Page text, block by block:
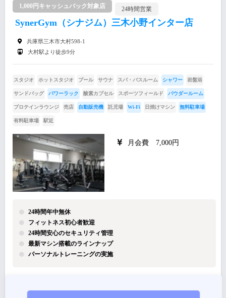
1,000円キャッシュバック対象店 24時間営業
SynerGym（シナジム）三木小野インター店
兵庫県三木市大村598-1
大村駅より徒歩9分
スタジオ ホットスタジオ プール サウナ スパ・バスルーム シャワー 岩盤浴
サンドバッグ パワーラック 酸素カプセル スポーツフィールド パウダールーム
プロテインラウンジ 売店 自動販売機 託児場 Wi-Fi 日焼けマシン 無料駐車場
有料駐車場 駅近
月会費 7,000円
24時間年中無休
フィットネス初心者歓迎
24時間安心のセキュリティ管理
最新マシン搭載のラインナップ
パーソナルトレーニングの実施